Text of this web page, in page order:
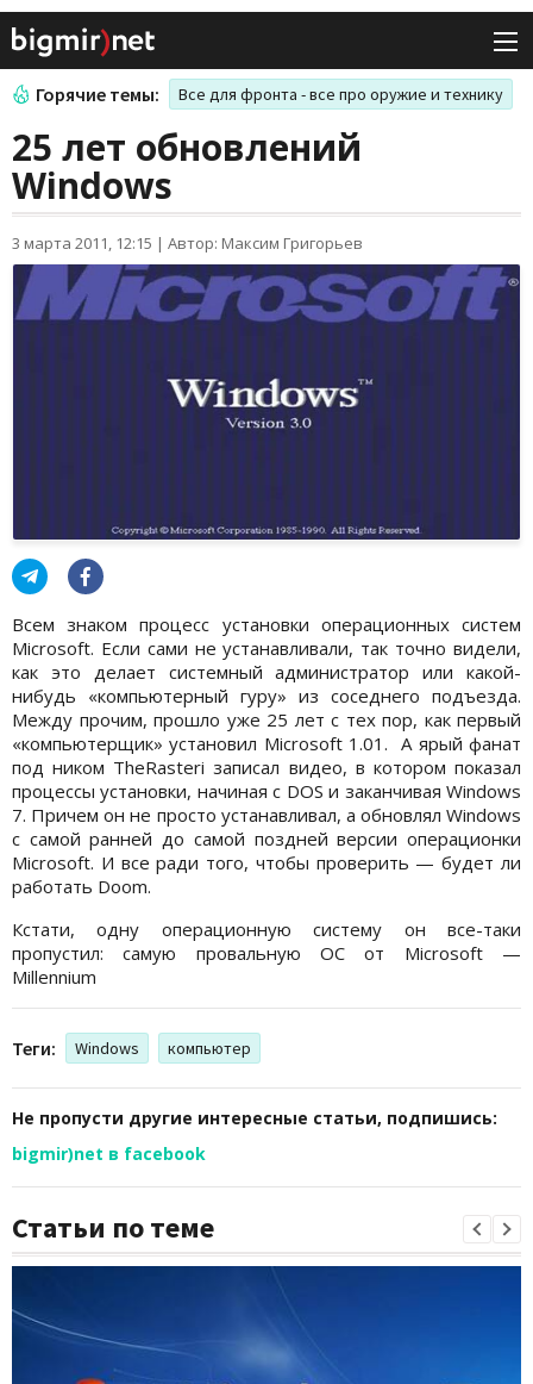
Горячие темы: Все для фронта - все про оружие и технику
25 лет обновлений
Windows
3 марта 2011, 12:15 | Автор: Максим Григорьев
Всем знаком процесс установки операционных систем
Microsoft. Если сами не устанавливали, так точно видели,
как это делает системный администратор или какой-
нибудь «компьютерный гуру» из соседнего подъезда.
Между прочим, прошло уже 25 лет с тех пор, как первый
«компьютерщик» установил Microsoft 1.01. А ярый фанат
под ником TheRasteri записал видео, в котором показал
процессы установки, начиная с DOS и заканчивая Windows
7. Причем он не просто устанавливал, а обновлял Windows
с самой ранней до самой поздней версии операционки
Microsoft. И все ради того, чтобы проверить — будет ли
работать Doom.
Кстати, одну операционную систему он все-таки
пропустил: самую провальную ОС от Microsoft —
Millennium
Теги: Windows компьютер
Не пропусти другие интересные статьи, подпишись:
bigmir)net в facebook
Статьи по теме